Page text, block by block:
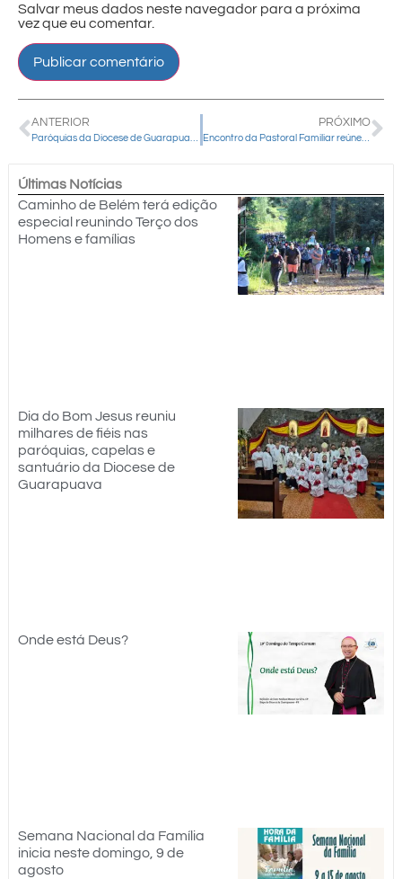
Salvar meus dados neste navegador para a próxima
vez que eu comentar.
ANTERIOR PRÓXIMO
Encontro da Pastoral Familiar reúne dioceses da Província de Curitiba em Fazenda Rio Grande
Últimas Notícias
Caminho de Belém terá edição
especial reunindo Terço dos
Homens e famílias
Dia do Bom Jesus reuniu
milhares de fiéis nas
paróquias, capelas e
santuário da Diocese de
Guarapuava
Onde está Deus?
Semana Nacional da Família
inicia neste domingo, 9 de
agosto